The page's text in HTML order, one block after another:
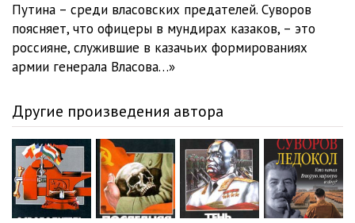
Путина – среди власовских предателей. Суворов
поясняет, что офицеры в мундирах казаков, – это
россияне, служившие в казачьих формированиях
армии генерала Власова…»
Другие произведения автора